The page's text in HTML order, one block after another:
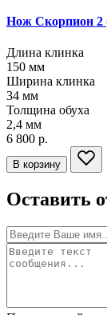
Нож Скорпион 2
Длина клинка
150 мм
Ширина клинка
34 мм
Толщина обуха
2,4 мм
6 800 р.
В корзину
Оставить